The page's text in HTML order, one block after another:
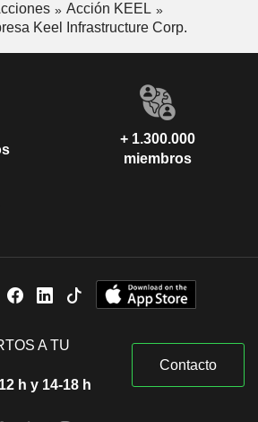
Acción KEEL
Keel Infrastructure Corp.
+ 1.300.000
miembros
A TU
h y 14-18 h
Contacto